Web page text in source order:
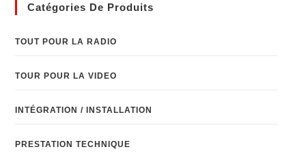
Catégories De Produits
TOUT POUR LA RADIO
TOUR POUR LA VIDEO
INTÉGRATION / INSTALLATION
PRESTATION TECHNIQUE